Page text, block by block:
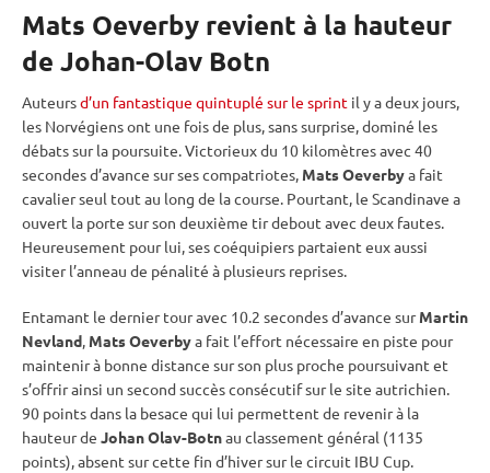
Mats Oeverby revient à la hauteur
de Johan-Olav Botn
Auteursd’un fantastique quintuplé sur le sprint il y a deux jours,
les Norvégiens ont une fois de plus, sans surprise, dominé les
débats sur la poursuite. Victorieux du 10 kilomètres avec 40
secondes d’avance sur ses compatriotes, Mats Oeverbya fait
cavalier seul tout au long de la course. Pourtant, le Scandinave a
ouvert la porte sur son deuxième tirdebout avec deux fautes.
Heureusement pour lui, ses coéquipiers partaient eux aussi
visiter l’anneau de pénalité à plusieurs reprises.
Entamant le dernier tour avec 10.2 secondes d’avance surMartin
Nevland, Mats Oeverbya fait l’effort nécessaire en piste pour
maintenir à bonne distance sur son plus proche poursuivant et
s’offrir ainsi un second succès consécutif sur le site autrichien.
90 points dans la besace qui lui permettent de revenir à la
hauteur de Johan Olav-Botnau classement général (1135
points), absent sur cette fin d’hiver sur le circuit IBU Cup.